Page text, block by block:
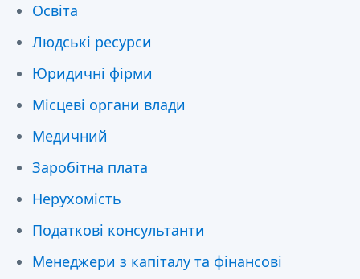
Освіта
Людські ресурси
Юридичні фірми
Місцеві органи влади
Медичний
Заробітна плата
Нерухомість
Податкові консультанти
Менеджери з капіталу та фінансові